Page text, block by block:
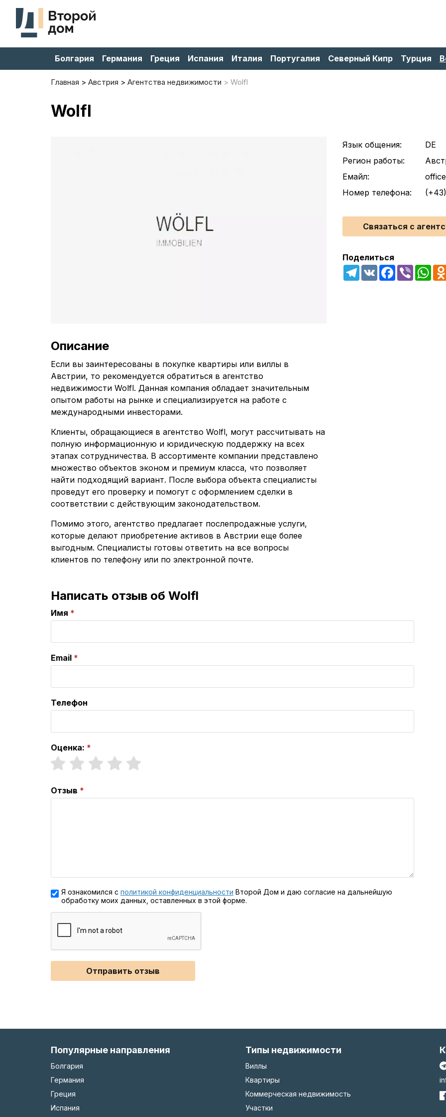
Болгария Германия Греция Испания Италия Португалия Северный Кипр Турция
Главная Австрия Агентства недвижимости Wolfl
Wolfl
Язык общения:
DE
Регион работы:
Емайл:
Номер телефона:
Связаться с
Поделиться
Telegram
VK Facebook
Viber
Описание
Если вы заинтересованы в покупке квартиры или виллы в
Австрии, то рекомендуется обратиться в агентство
недвижимости Wolfl. Данная компания обладает значительным
опытом работы на рынке и специализируется на работе с
международными инвесторами.
Клиенты, обращающиеся в агентство Wolfl, могут рассчитывать на
полную информационную и юридическую поддержку на всех
этапах сотрудничества. В ассортименте компании представлено
множество объектов эконом и премиум класса, что позволяет
найти подходящий вариант. После выбора объекта специалисты
проведут его проверку и помогут с оформлением сделки в
соответствии с действующим законодательством.
Помимо этого, агентство предлагает послепродажные услуги,
которые делают приобретение активов в Австрии еще более
выгодным. Специалисты готовы ответить на все вопросы
клиентов по телефону или по электронной почте.
Написать отзыв об Wolfl
Имя
Email
Телефон
Оценка:
Отзыв
Я ознакомился с политикой конфиденциальности Второй Дом и даю согласие на дальнейшую
обработку моих данных, оставленных в этой форме.
Отправить отзыв
Популярные направления
Болгария
Германия
Греция
Испания
Типы недвижимости
Виллы
Квартиры
Коммерческая недвижимость
Участки